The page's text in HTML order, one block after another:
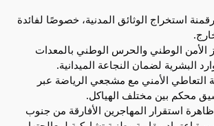
استخراج الوثائق المدنية، خصوصًا لفائدة
الأمن الوطني والحرس الوطني بالمعدات
البشرية لضمان النجاعة الميدانية.
التعاطي الأمني مع مشجعي الرياضة عبر
محكم بين مختلف الهياكل.
ظاهرة استقرار المهاجرين الأفارقة من جنوب